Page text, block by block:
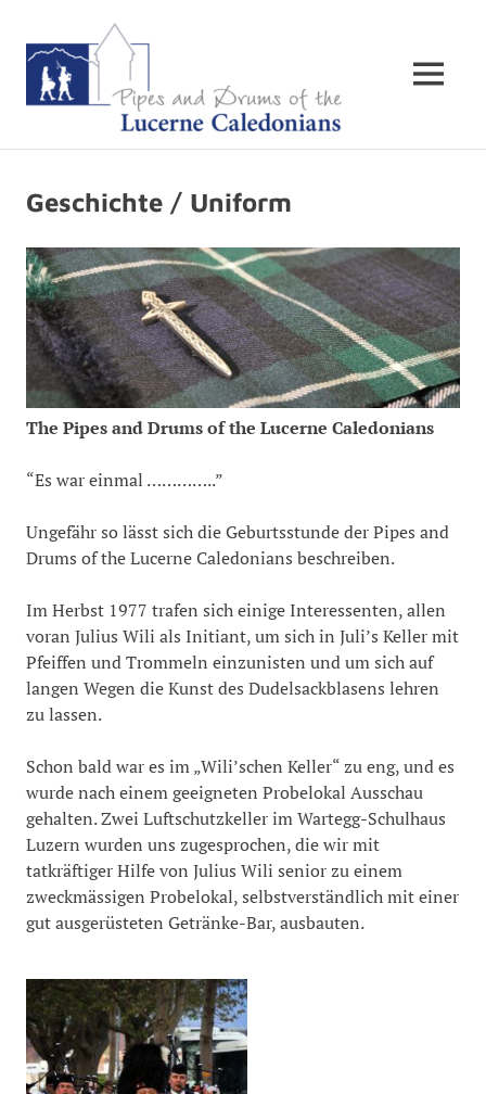
springen
Pipes
&
of
the
MENÜ
Geschichte / Uniform
The Pipes and Drums of the Lucerne Caledonians
“Es war einmal …………..”
Ungefähr so lässt sich die Geburtsstunde der Pipes and
Drums of the Lucerne Caledonians beschreiben.
Im Herbst 1977 trafen sich einige Interessenten, allen
voran Julius Wili als Initiant, um sich in Juli’s Keller mit
Pfeiffen und Trommeln einzunisten und um sich auf
langen Wegen die Kunst des Dudelsackblasens lehren
zu lassen.
Schon bald war es im „Wili’schen Keller“ zu eng, und es
wurde nach einem geeigneten Probelokal Ausschau
gehalten. Zwei Luftschutzkeller im Wartegg-Schulhaus
Luzern wurden uns zugesprochen, die wir mit
tatkräftiger Hilfe von Julius Wili senior zu einem
zweckmässigen Probelokal, selbstverständlich mit einer
gut ausgerüsteten Getränke-Bar, ausbauten.